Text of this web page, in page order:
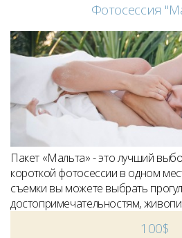
Фотосессия
Пакет «Мальта» - это лучший
короткой фотосессии в одном
съемки вы можете выбрать
достопримечательностям,
100$